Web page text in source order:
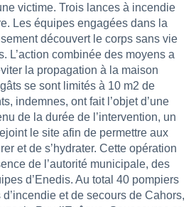
victime. Trois lances à incendie
Les équipes engagées dans la
découvert le corps sans vie
L’action combinée des moyens a
la propagation à la maison
se sont limités à 10 m2 de
indemnes, ont fait l’objet d’une
de la durée de l’intervention, un
le site afin de permettre aux
et de s’hydrater. Cette opération
de l’autorité municipale, des
d’Enedis. Au total 40 pompiers
et de secours de Cahors,